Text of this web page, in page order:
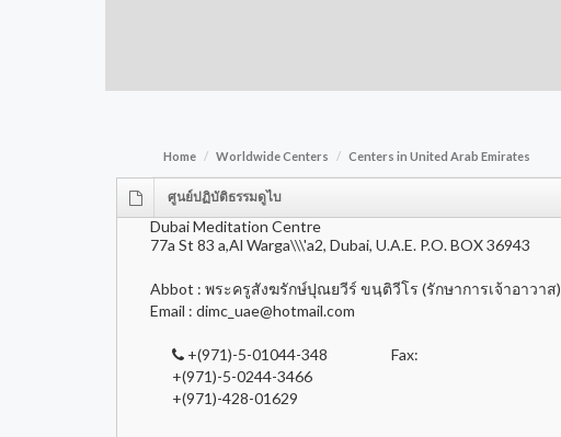
Home Worldwide Centers Centers in United Arab Emirates
ศูนย์ปฏิบัติธรรมดูไบ
Dubai Meditation Centre
77a St 83 a,Al Warga\\\'a2, Dubai, U.A.E. P.O. BOX 36943
Abbot : พระครูสังฆรักษ์ปุณยวีร์ ขนฺติวีโร (รักษาการเจ้าอาวาส)
Email : dimc_uae@hotmail.com
+(971)-5-01044-348
+(971)-5-0244-3466
+(971)-428-01629
Fax: